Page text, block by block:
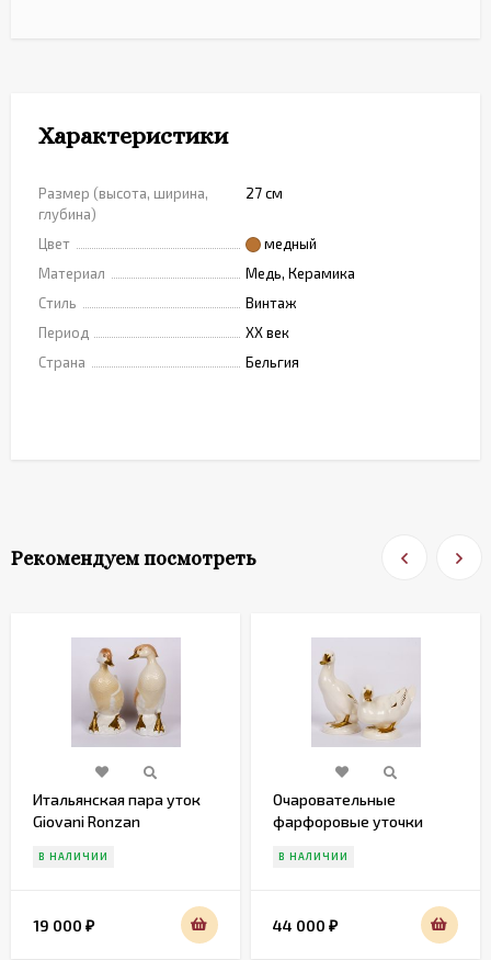
Характеристики
Размер (высота, ширина,
глубина)
27 см
Цвет
медный
Материал
Медь, Керамика
Стиль
Винтаж
Период
XX век
Страна
Бельгия
Рекомендуем посмотреть
Итальянская пара уток
Giovani Ronzan
В НАЛИЧИИ
19 000 ₽
Очаровательные
фарфоровые уточки
В НАЛИЧИИ
44 000 ₽